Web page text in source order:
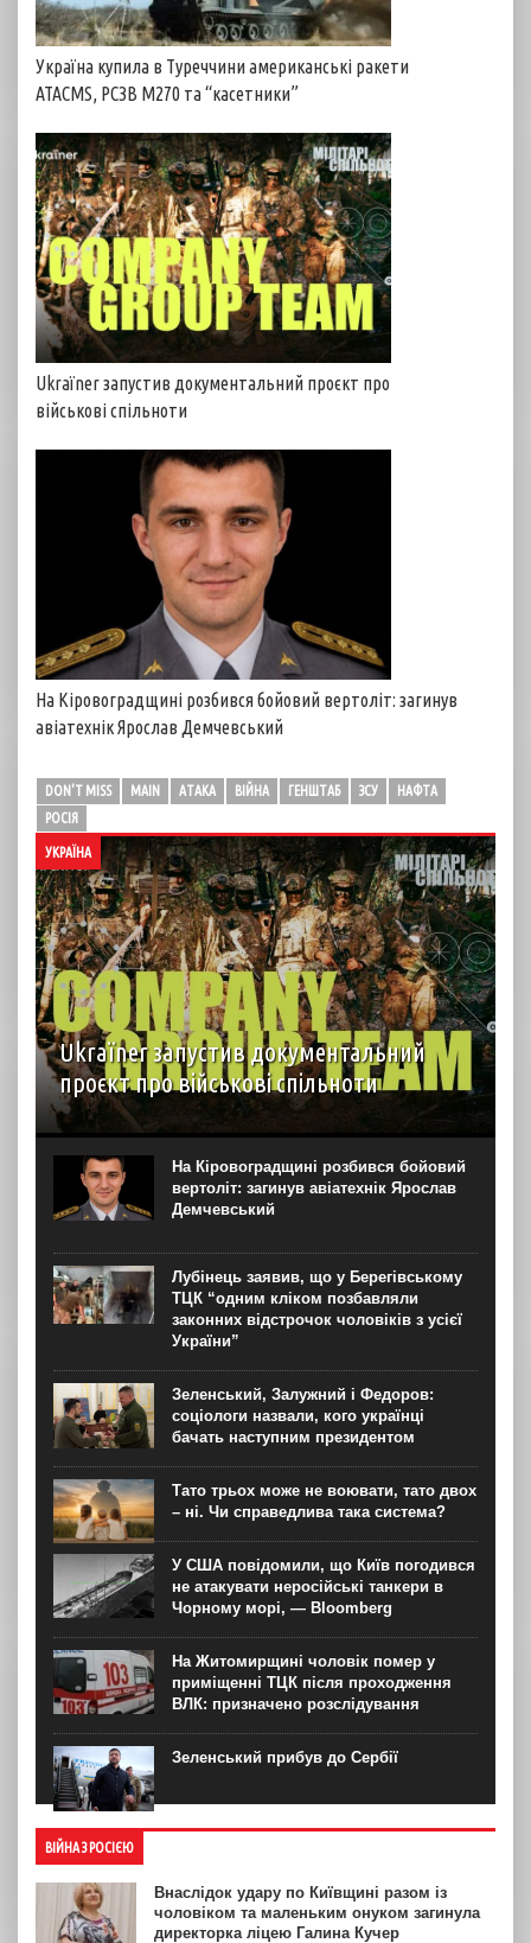
Україна купила в Туреччини американські ракети
ATACMS, РСЗВ M270 та “касетники”
Ukraїner запустив документальний проєкт про
військові спільноти
На Кіровоградщині розбився бойовий вертоліт: загинув
авіатехнік Ярослав Демчевський
DON'T MISS MAIN АТАКА ВІЙНА ГЕНШТАБ ЗСУ
НАФТА
РОСІЯ
УКРАЇНА
Ukraїner запустив документальний
проєкт про військові спільноти
На YouTube-каналі Ukraїner W відбулася прем’єра
першої серії нового документального проєкту “Мілітарі
спільноти”. Про це “Новинарні” повідомили в Ukraїner.
“Кожна серія присвячена окремій спільноті — її історії,
цінностям, внутрішній...
На Кіровоградщині розбився бойовий
вертоліт: загинув авіатехнік Ярослав
Демчевський
Лубінець заявив, що у Берегівському
ТЦК “одним кліком позбавляли
законних відстрочок чоловіків з усієї
України”
Зеленський, Залужний і Федоров:
соціологи назвали, кого українці
бачать наступним президентом
Тато трьох може не воювати, тато двох
– ні. Чи справедлива така система?
У США повідомили, що Київ погодився
не атакувати неросійські танкери в
Чорному морі, — Bloomberg
На Житомирщині чоловік помер у
приміщенні ТЦК після проходження
ВЛК: призначено розслідування
Зеленський прибув до Сербії
ВІЙНА З РОСІЄЮ
Внаслідок удару по Київщині разом із
чоловіком та маленьким онуком загинула
директорка ліцею Галина Кучер